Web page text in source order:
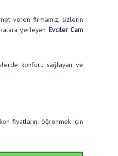
veren firmamız, sizlerin
yerleşen Evciler Cam
konforu sağlayan ve
fiyatlarını öğrenmek için